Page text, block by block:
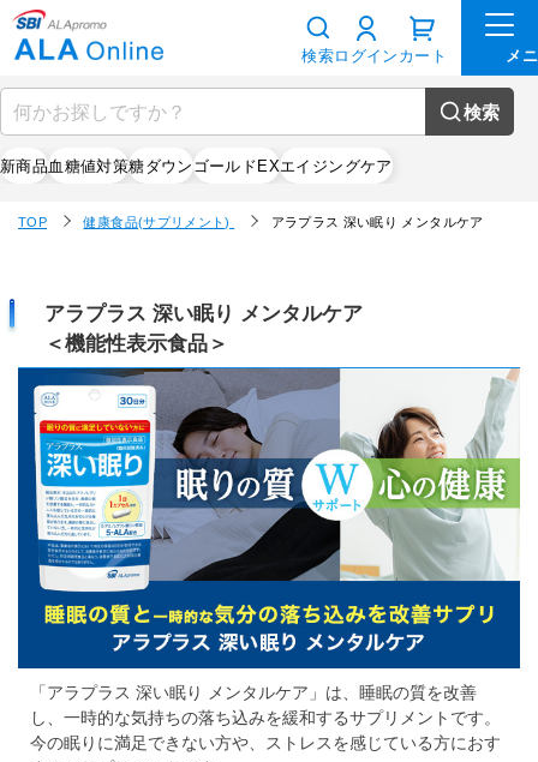
検索
新商品血糖値対策糖ダウンゴールドEXエイジングケア
検索ログイン カート
TOP 健康食品(サプリメント) アラプラス 深い眠り メンタルケア
アラプラス 深い眠り メンタルケア
＜機能性表示食品＞
「アラプラス 深い眠り メンタルケア」は、睡眠の質を改善
し、一時的な気持ちの落ち込みを緩和するサプリメントです。
今の眠りに満足できない方や、ストレスを感じている方におす